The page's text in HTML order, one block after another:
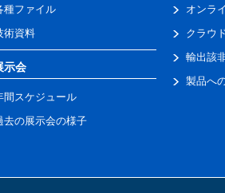
種ファイル
術資料
示会
間スケジュール
去の展示会の様子
オンラ
クラウ
輸出該
製品へ